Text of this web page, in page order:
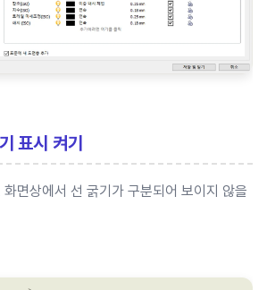
표시 켜기
면상에서 선 굵기가 구분되어 보이지 않을